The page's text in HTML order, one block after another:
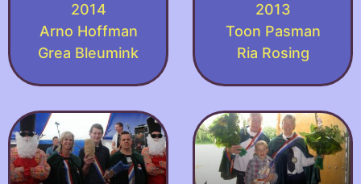
2014
Arno Hoffman
Grea Bleumink
2013
Toon Pasman
Ria Rosing